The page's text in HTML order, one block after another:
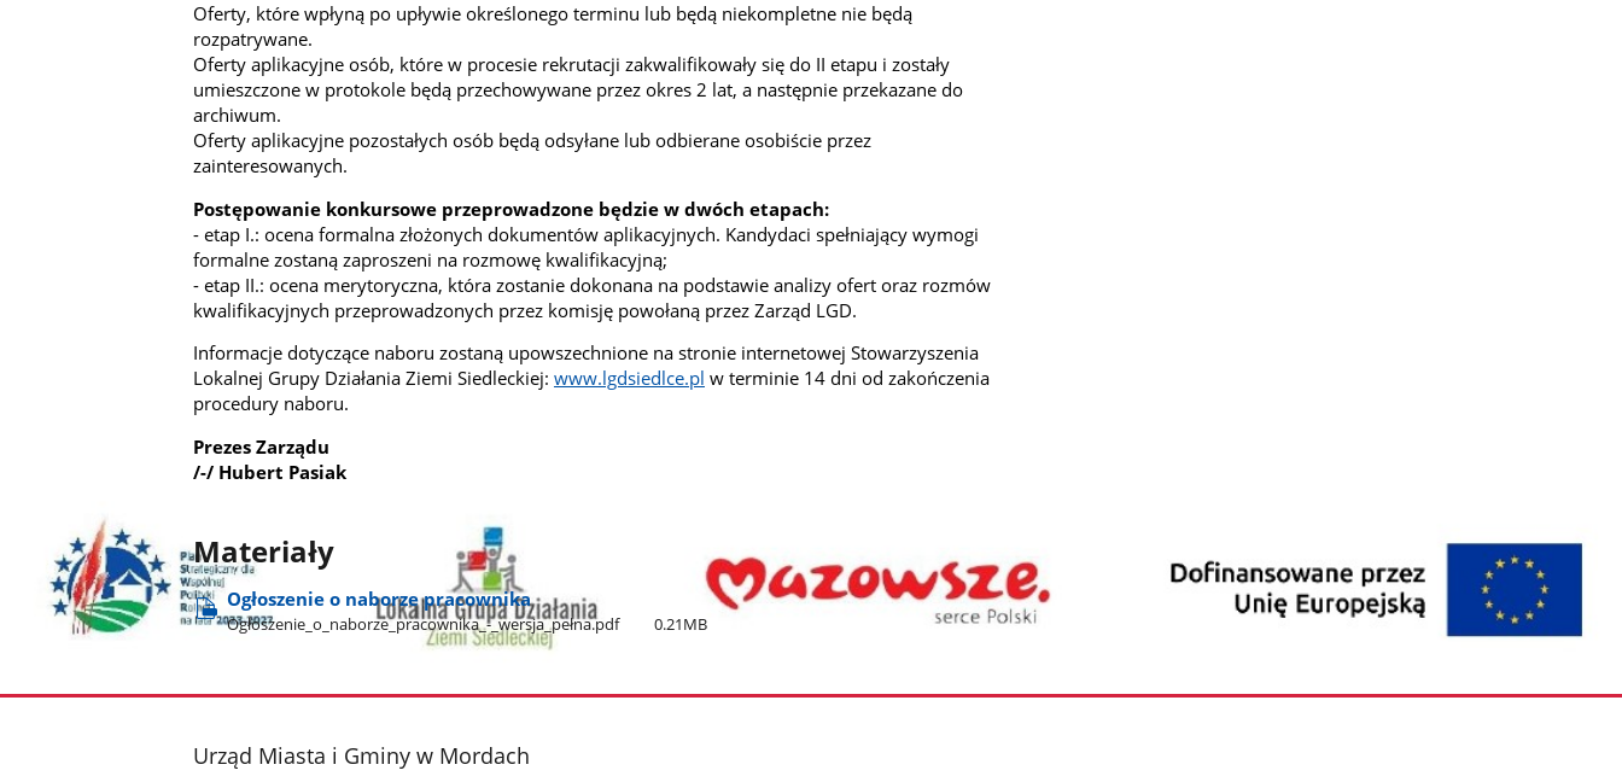
Oferty, które wpłyną po upływie określonego terminu lub będą niekompletne nie będą
rozpatrywane.
Oferty aplikacyjne osób, które w procesie rekrutacji zakwalifikowały się do II etapu i zostały
umieszczone w protokole będą przechowywane przez okres 2 lat, a następnie przekazane do
archiwum.
Oferty aplikacyjne pozostałych osób będą odsyłane lub odbierane osobiście przez
zainteresowanych.
Postępowanie konkursowe przeprowadzone będzie w dwóch etapach:
- etap I.: ocena formalna złożonych dokumentów aplikacyjnych. Kandydaci spełniający wymogi
formalne zostaną zaproszeni na rozmowę kwalifikacyjną;
- etap II.: ocena merytoryczna, która zostanie dokonana na podstawie analizy ofert oraz rozmów
kwalifikacyjnych przeprowadzonych przez komisję powołaną przez Zarząd LGD.
Informacje dotyczące naboru zostaną upowszechnione na stronie internetowej Stowarzyszenia
Lokalnej Grupy Działania Ziemi Siedleckiej: www.lgdsiedlce.pl w terminie 14 dni od zakończenia
procedury naboru.
Prezes Zarządu
/-/ Hubert Pasiak
Materiały
Ogłoszenie o naborze pracownika
Ogłoszenie​_o​_naborze​_pracownika​_-​_wersja​_pełna.pdf 0.21MB
stopka
Urząd Miasta i Gminy w Mordach